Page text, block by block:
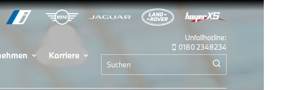
Karriere
Unfallhotline:
 0180 2348234